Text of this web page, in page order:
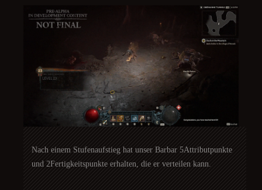
Nach einem Stufenaufstieg hat unser Barbar 5Attributpunkte
und 2Fertigkeitspunkte erhalten, die er verteilen kann.